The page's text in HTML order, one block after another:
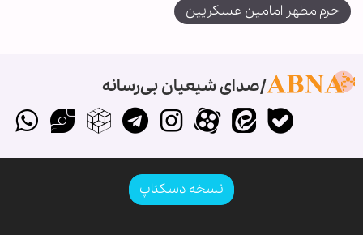
حرم مطهر امامین عسکریین
صدای شیعیان بی‌رسانه
نسخه دسکتاپ